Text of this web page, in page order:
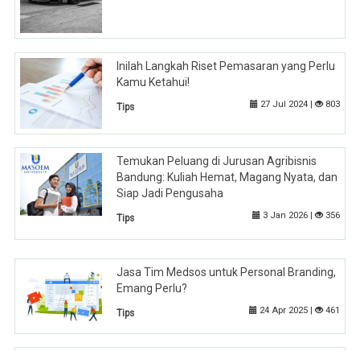
Inilah Langkah Riset Pemasaran yang Perlu
Kamu Ketahui!
Tips 27 Jul 2024 | 803
Temukan Peluang di Jurusan Agribisnis
Bandung: Kuliah Hemat, Magang Nyata, dan
Siap Jadi Pengusaha
Tips 3 Jan 2026 | 356
Jasa Tim Medsos untuk Personal Branding,
Emang Perlu?
Tips 24 Apr 2025 | 461